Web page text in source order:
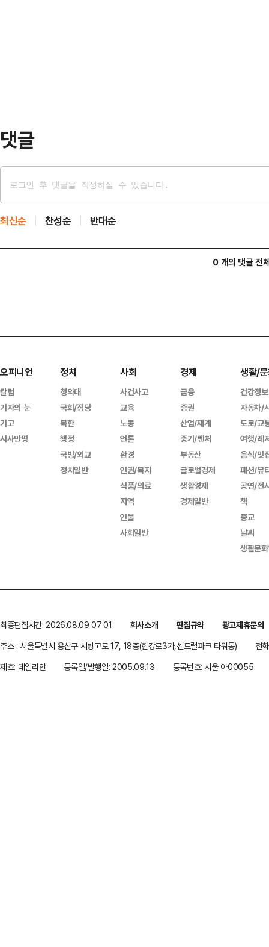
댓글
최신순 찬성순 반대순
0 개의 댓글 전
오피니언
칼럼
기자의 눈
기고
시사만평
정치
청와대
국회/정당
북한
행정
국방/외교
정치일반
사회
사건사고
교육
노동
언론
환경
인권/복지
식품/의료
지역
인물
사회일반
경제
금융
증권
산업/재계
중기/벤처
부동산
글로벌경제
생활경제
경제일반
생활/
건강정보
자동차/
도로/교
여행/레
음식/맛
패션/뷰
공연/전
책
종교
날씨
생활문
최종편집시간: 2026.08.09 07:01 회사소개 편집규약
광고제휴문의
주소 : 서울특별시 용산구 서빙고로 17, 18층(한강로3가,센트럴파크 타워동)
전
제호: 데일리안
등록일/발행일: 2005.09.13 등록번호: 서울 아00055